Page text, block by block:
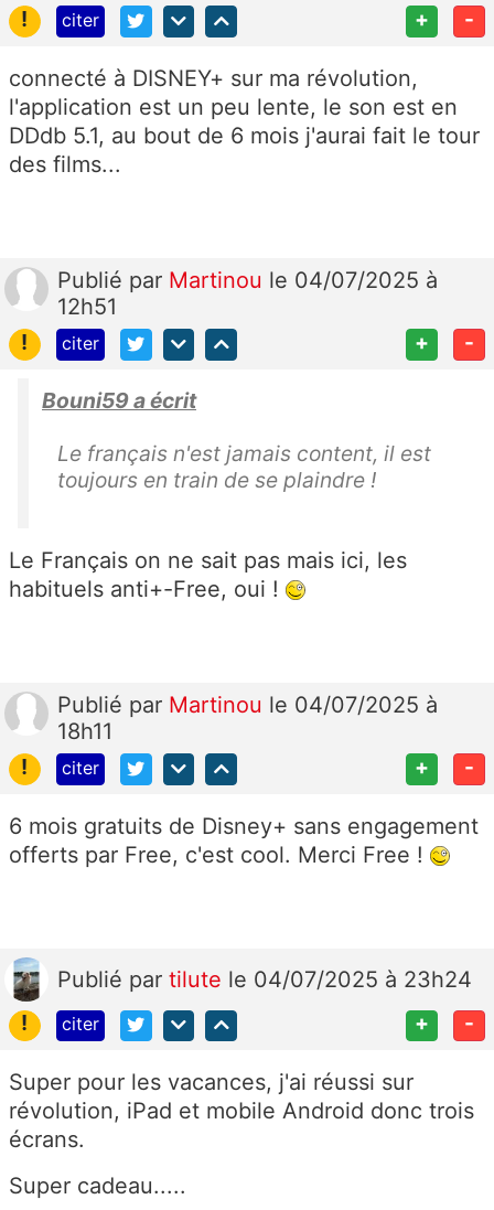
! citer + -
connecté à DISNEY+ sur ma révolution,
l'application est un peu lente, le son est en
DDdb 5.1, au bout de 6 mois j'aurai fait le tour
des films...
Publié par Martinou le 04/07/2025 à
12h51
!
citer + -
Bouni59 a écrit
Le français n'est jamais content, il est
toujours en train de se plaindre !
Le Français on ne sait pas mais ici, les
habituels anti+-Free, oui !
Publié par Martinou le 04/07/2025 à
18h11
!
citer + -
6 mois gratuits de Disney+ sans engagement
offerts par Free, c'est cool. Merci Free !
Publié par tilute le 04/07/2025 à 23h24
!
citer + -
Super pour les vacances, j'ai réussi sur
révolution, iPad et mobile Android donc trois
écrans.
Super cadeau.....